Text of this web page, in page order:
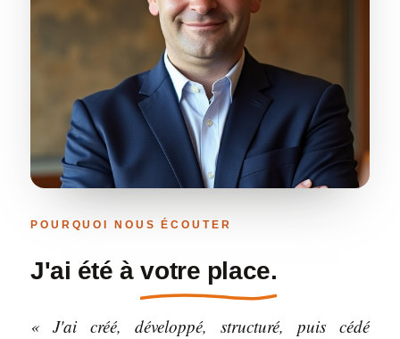
POURQUOI NOUS ÉCOUTER
J'ai été àvotre place.
« J'ai créé, développé, structuré, puis cédé